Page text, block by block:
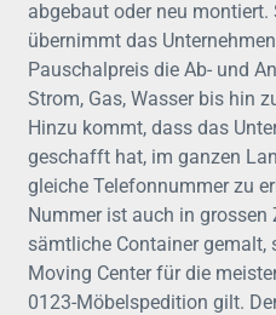
abgebaut oder neu montiert.
übernimmt das
Pauschalpreis die Ab- und
Strom, Gas, Wasser bis hin
Hinzu kommt, dass das
geschafft hat, im ganzen
gleiche Telefonnummer zu
Nummer ist auch in grossen
sämtliche Container gemalt,
Moving Center für die
0123-Möbelspedition gilt.